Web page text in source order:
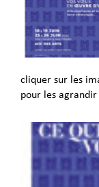
cliquer sur les
pour les agrandir